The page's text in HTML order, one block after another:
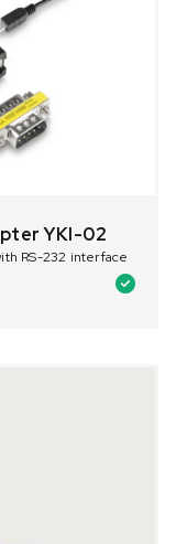
YKI-02
RS-232 interface